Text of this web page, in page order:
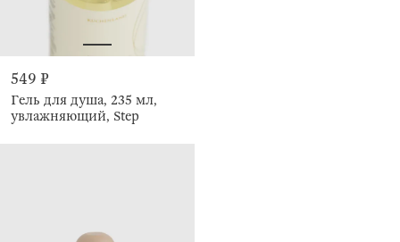
549 ₽
Гель для душа, 235 мл,
увлажняющий, Step